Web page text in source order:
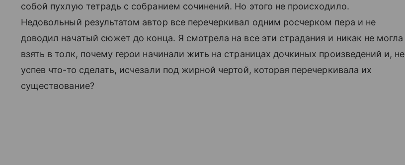
собой пухлую тетрадь с собранием сочинений. Но этого не происходило.
Недовольный результатом автор все перечеркивал одним росчерком пера и не
доводил начатый сюжет до конца. Я смотрела на все эти страдания и никак не могла
взять в толк, почему герои начинали жить на страницах дочкиных произведений и, не
успев что-то сделать, исчезали под жирной чертой, которая перечеркивала их
существование?